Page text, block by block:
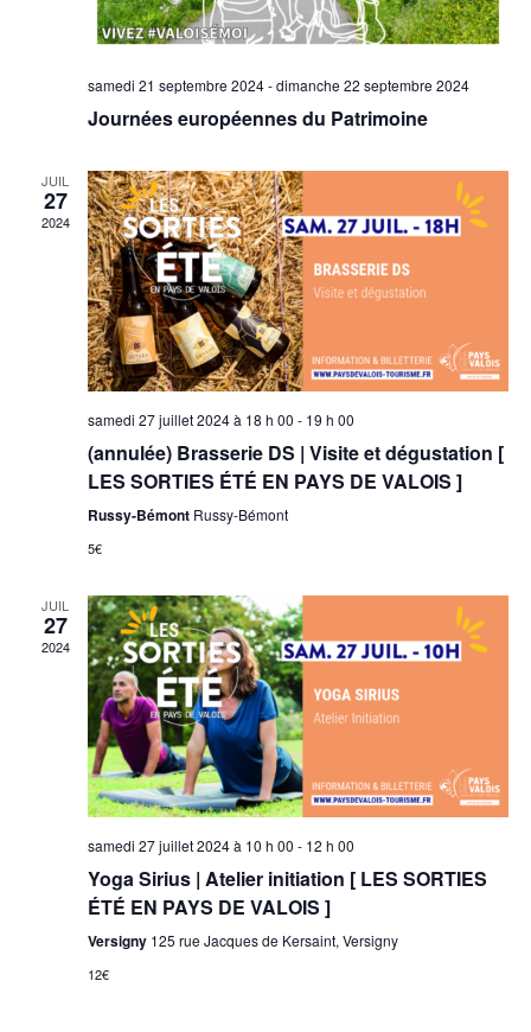
samedi 21 septembre 2024-dimanche 22 septembre 2024
Journées européennes du Patrimoine
JUIL
27
2024
samedi 27 juillet 2024 à 18 h 00 - 19 h 00
(annulée) Brasserie DS | Visite et dégustation [
LES SORTIES ÉTÉ EN PAYS DE VALOIS ]
Russy-Bémont Russy-Bémont
5€
JUIL
27
2024
samedi 27 juillet 2024 à 10 h 00 - 12 h 00
Yoga Sirius | Atelier initiation [ LES SORTIES
ÉTÉ EN PAYS DE VALOIS ]
Versigny 125 rue Jacques de Kersaint, Versigny
12€